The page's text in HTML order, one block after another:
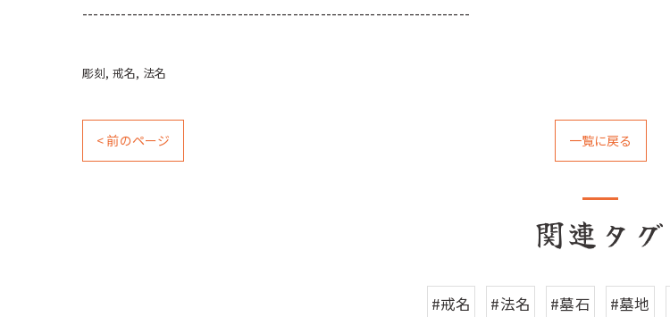
----------------------------------------------------------------------
彫刻 戒名 法名
< 前のページ 一覧に戻る
関連タグ
#戒名 #法名 #墓石 #墓地